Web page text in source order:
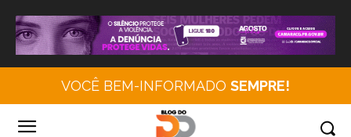
VOCÊ BEM-INFORMADO SEMPRE!